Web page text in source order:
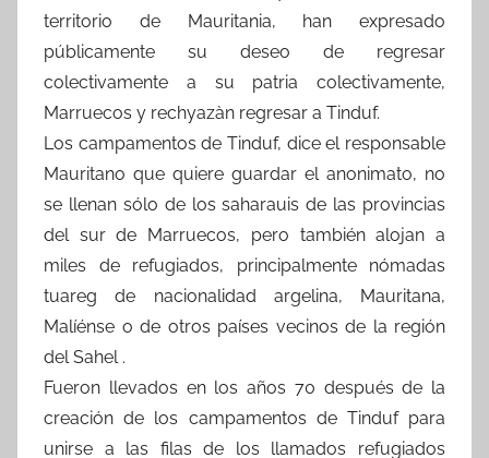
territorio de Mauritania, han expresado
públicamente su deseo de regresar
colectivamente a su patria colectivamente,
Marruecos y rechyazàn regresar a Tinduf.
Los campamentos de Tinduf, dice el responsable
Mauritano que quiere guardar el anonimato, no
se llenan sólo de los saharauis de las provincias
del sur de Marruecos, pero también alojan a
miles de refugiados, principalmente nómadas
tuareg de nacionalidad argelina, Mauritana,
Malíénse o de otros países vecinos de la región
del Sahel .
Fueron llevados en los años 70 después de la
creación de los campamentos de Tinduf para
unirse a las filas de los llamados refugiados